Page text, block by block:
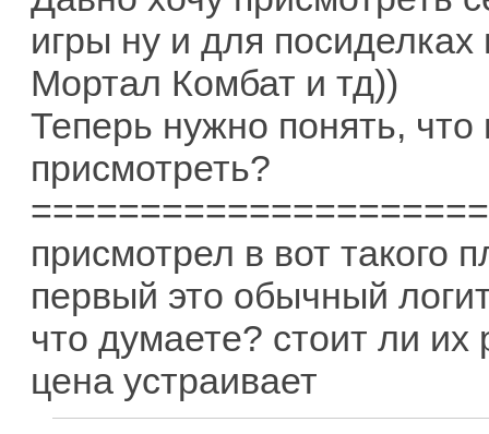
игры ну и для
Мортал Комбат и тд))
Теперь нужно понять,
присмотреть?
присмотрел в вот такого
первый это обычный
что думаете? стоит ли их
цена устраивает